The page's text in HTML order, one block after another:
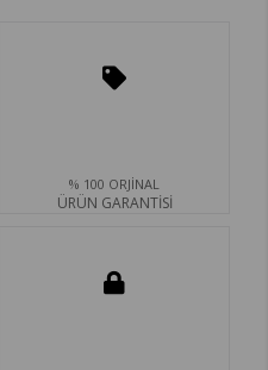
% 100 ORJİNAL
ÜRÜN GARANTİSİ